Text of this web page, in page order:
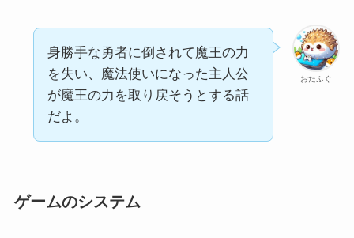
おたふぐ
身勝手な勇者に倒されて魔王の力
を失い、魔法使いになった主人公
が魔王の力を取り戻そうとする話
だよ。
ゲームのシステム